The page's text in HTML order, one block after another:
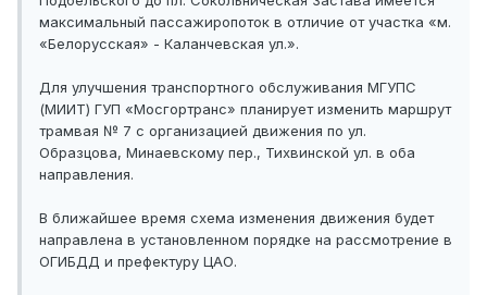
максимальный пассажиропоток в отличие от участка «м.
«Белорусская» - Каланчевская ул.».
Для улучшения транспортного обслуживания МГУПС
(МИИТ) ГУП «Мосгортранс» планирует изменить маршрут
трамвая № 7 с организацией движения по ул.
Образцова, Минаевскому пер., Тихвинской ул. в оба
направления.
В ближайшее время схема изменения движения будет
направлена в установленном порядке на рассмотрение в
ОГИБДД и префектуру ЦАО.